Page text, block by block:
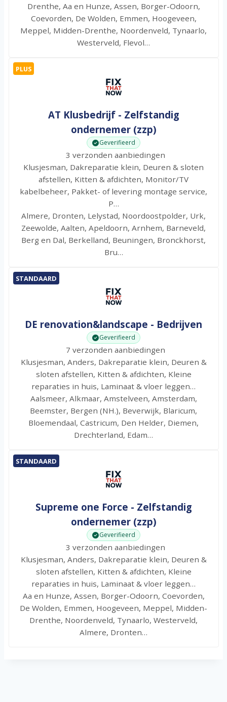
Drenthe, Aa en Hunze, Assen, Borger-Odoorn,
Coevorden, De Wolden, Emmen, Hoogeveen,
Meppel, Midden-Drenthe, Noordenveld, Tynaarlo,
Westerveld, Flevol…
PLUS
AT Klusbedrijf - Zelfstandig
ondernemer (zzp)
Geverifieerd
3 verzonden aanbiedingen
Klusjesman, Dakreparatie klein, Deuren & sloten
afstellen, Kitten & afdichten, Monitor/TV
kabelbeheer, Pakket- of levering montage service,
P…
Almere, Dronten, Lelystad, Noordoostpolder, Urk,
Zeewolde, Aalten, Apeldoorn, Arnhem, Barneveld,
Berg en Dal, Berkelland, Beuningen, Bronckhorst,
Bru…
STANDAARD
DE renovation&landscape - Bedrijven
Geverifieerd
7 verzonden aanbiedingen
Klusjesman, Anders, Dakreparatie klein, Deuren &
sloten afstellen, Kitten & afdichten, Kleine
reparaties in huis, Laminaat & vloer leggen…
Aalsmeer, Alkmaar, Amstelveen, Amsterdam,
Beemster, Bergen (NH.), Beverwijk, Blaricum,
Bloemendaal, Castricum, Den Helder, Diemen,
Drechterland, Edam…
STANDAARD
Supreme one Force - Zelfstandig
ondernemer (zzp)
Geverifieerd
3 verzonden aanbiedingen
Klusjesman, Anders, Dakreparatie klein, Deuren &
sloten afstellen, Kitten & afdichten, Kleine
reparaties in huis, Laminaat & vloer leggen…
Aa en Hunze, Assen, Borger-Odoorn, Coevorden,
De Wolden, Emmen, Hoogeveen, Meppel, Midden-
Drenthe, Noordenveld, Tynaarlo, Westerveld,
Almere, Dronten…